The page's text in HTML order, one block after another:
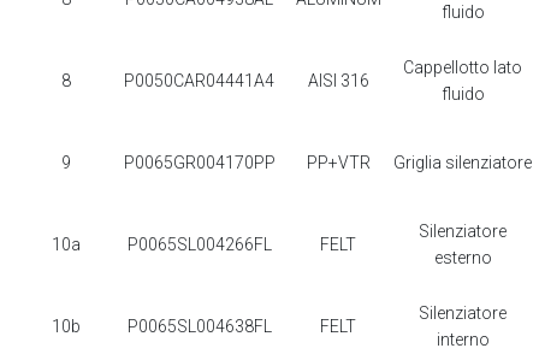
fluido
8 P0050CAR04441A4 AISI 316
Cappellotto lato
fluido
9 P0065GR004170PP PP+VTR Griglia silenziatore
10a P0065SL004266FL FELT
Silenziatore
esterno
10b P0065SL004638FL FELT
Silenziatore
interno